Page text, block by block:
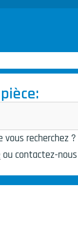
vous recherchez
ou contactez-